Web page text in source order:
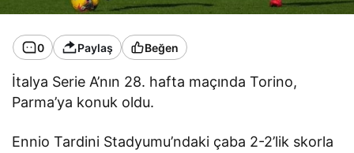
0 Paylaş Beğen
İtalya Serie A’nın 28. hafta maçında Torino,
Parma’ya konuk oldu.
Ennio Tardini Stadyumu’ndaki çaba 2-2’lik skorla